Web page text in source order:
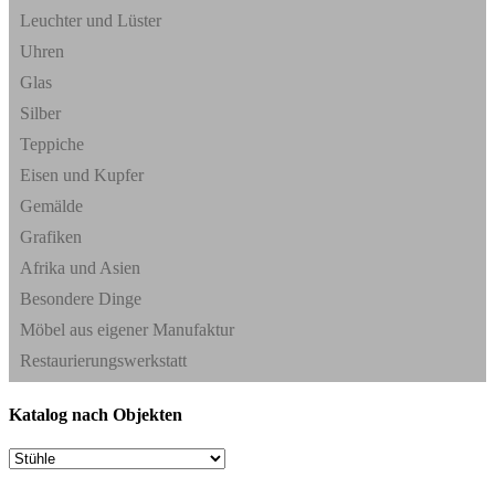
Leuchter und Lüster
Uhren
Glas
Silber
Teppiche
Eisen und Kupfer
Gemälde
Grafiken
Afrika und Asien
Besondere Dinge
Möbel aus eigener Manufaktur
Restaurierungswerkstatt
Katalog nach Objekten